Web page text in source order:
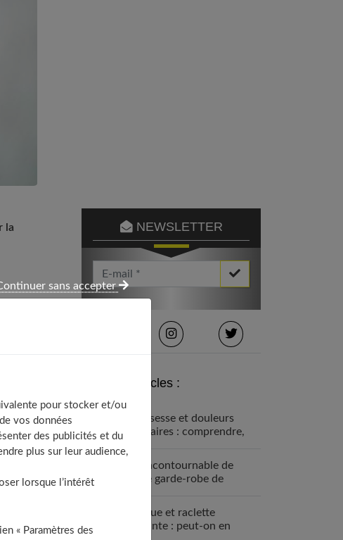
la
et
NEWSLETTER
Votre Email *
Derniers articles :
Grossesse et douleurs
lombaires : comprendre,
Un incontournable de
votre garde-robe de
Fondue et raclette
enceinte : peut-on en
pour stocker et/ou
vos données
des publicités et du
plus sur leur audience,
lorsque l’intérêt
« Paramètres des
sans accepter